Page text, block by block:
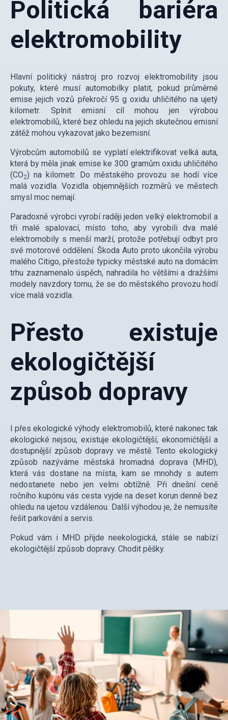
Politická bariéra
elektromobility
Hlavní politický nástroj pro rozvoj elektromobility jsou
pokuty, které musí automobilky platit, pokud průměrné
emise jejich vozů překročí 95 g oxidu uhličitého na ujetý
kilometr. Splnit emisní cíl mohou jen výrobou
elektromobilů, které bez ohledu na jejich skutečnou emisní
zátěž mohou vykazovat jako bezemisní.
Výrobcům automobilů se vyplatí elektrifikovat velká auta,
která by měla jinak emise ke 300 gramům oxidu uhličitého
(CO2) na kilometr. Do městského provozu se hodí více
malá vozidla. Vozidla objemnějších rozměrů ve městech
smysl moc nemají.
Paradoxně výrobci vyrobí raději jeden velký elektromobil a
tři malé spalovací, místo toho, aby vyrobili dva malé
elektromobily s menší marží, protože potřebují odbyt pro
své motorové oddělení. Škoda Auto proto ukončila výrobu
malého Citigo, přestože typicky městské auto na domácím
trhu zaznamenalo úspěch, nahradila ho většími a dražšími
modely navzdory tomu, že se do městského provozu hodí
více malá vozidla.
Přesto existuje
ekologičtější
způsob dopravy
I přes ekologické výhody elektromobilů, které nakonec tak
ekologické nejsou, existuje ekologičtější, ekonomičtější a
dostupnější způsob dopravy ve městě. Tento ekologický
způsob nazýváme městská hromadná doprava (MHD),
která vás dostane na místa, kam se mnohdy s autem
nedostanete nebo jen velmi obtížně. Při dnešní ceně
ročního kupónu vás cesta vyjde na deset korun denně bez
ohledu na ujetou vzdálenou. Další výhodou je, že nemusíte
řešit parkování a servis.
Pokud vám i MHD přijde neekologická, stále se nabízí
ekologičtější způsob dopravy. Chodit pěšky.